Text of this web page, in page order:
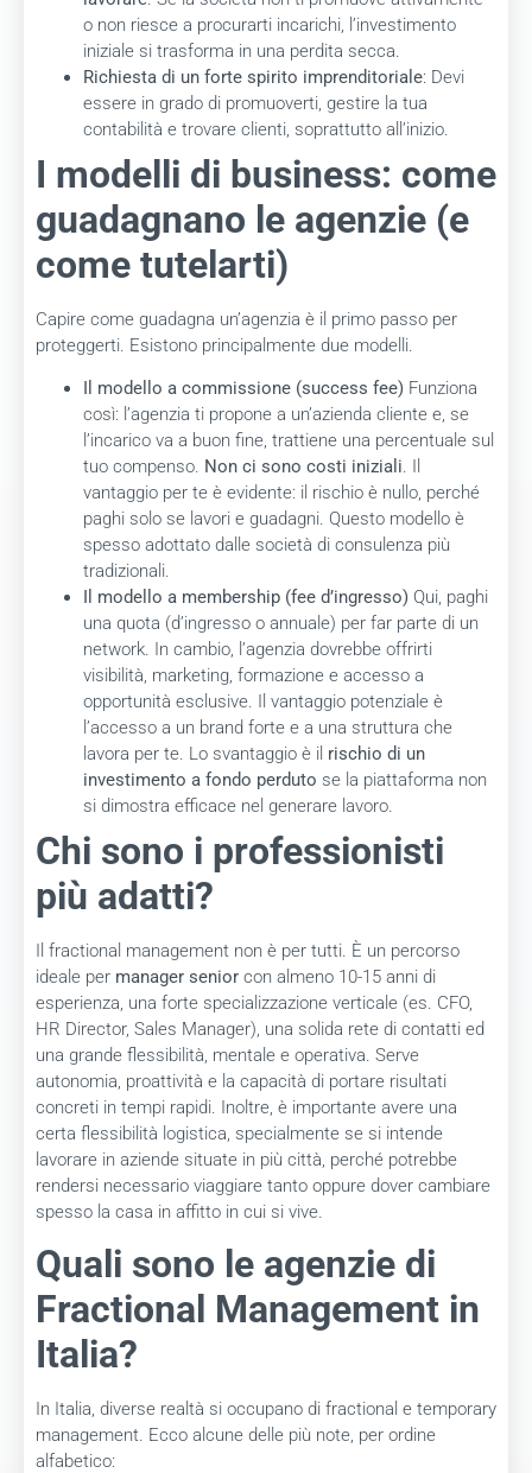
o non riesce a procurarti incarichi, l’investimento
iniziale si trasforma in una perdita secca.
Richiesta di un forte spirito imprenditoriale: Devi
essere in grado di promuoverti, gestire la tua
contabilità e trovare clienti, soprattutto all’inizio.
I modelli di business: come
guadagnano le agenzie (e
come tutelarti)
Capire come guadagna un’agenzia è il primo passo per
proteggerti. Esistono principalmente due modelli.
Il modello a commissione (success fee) Funziona
così: l’agenzia ti propone a un’azienda cliente e, se
l’incarico va a buon fine, trattiene una percentuale sul
tuo compenso. Non ci sono costi iniziali. Il
vantaggio per te è evidente: il rischio è nullo, perché
paghi solo se lavori e guadagni. Questo modello è
spesso adottato dalle società di consulenza più
tradizionali.
Il modello a membership (fee d’ingresso) Qui, paghi
una quota (d’ingresso o annuale) per far parte di un
network. In cambio, l’agenzia dovrebbe offrirti
visibilità, marketing, formazione e accesso a
opportunità esclusive. Il vantaggio potenziale è
l’accesso a un brand forte e a una struttura che
lavora per te. Lo svantaggio è il rischio di un
investimento a fondo perduto se la piattaforma non
si dimostra efficace nel generare lavoro.
Chi sono i professionisti
più adatti?
Il fractional management non è per tutti. È un percorso
ideale per manager senior con almeno 10-15 anni di
esperienza, una forte specializzazione verticale (es. CFO,
HR Director, Sales Manager), una solida rete di contatti ed
una grande flessibilità, mentale e operativa. Serve
autonomia, proattività e la capacità di portare risultati
concreti in tempi rapidi. Inoltre, è importante avere una
certa flessibilità logistica, specialmente se si intende
lavorare in aziende situate in più città, perché potrebbe
rendersi necessario viaggiare tanto oppure dover cambiare
spesso la casa in affitto in cui si vive.
Quali sono le agenzie di
Fractional Management in
Italia?
In Italia, diverse realtà si occupano di fractional e temporary
management. Ecco alcune delle più note, per ordine
alfabetico: